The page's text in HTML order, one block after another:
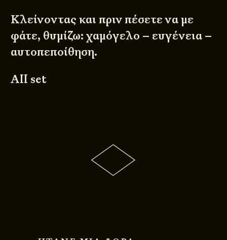
Κλείνοντας και πριν πέσετε να με
φάτε, θυμίζω: χαμόγελο – ευγένεια –
αυτοπεποίθηση.
All set